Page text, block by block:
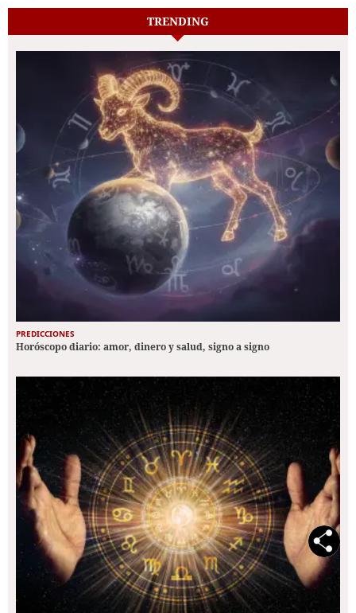
TRENDING
PREDICCIONES
Horóscopo diario: amor, dinero y salud, signo a signo